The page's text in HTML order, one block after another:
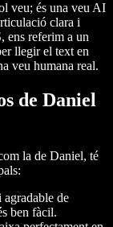
veu; és una veu AI
clara i
ens referim a un
llegir el text en
veu humana real.
de Daniel
la de Daniel, té
de
ben fàcil.